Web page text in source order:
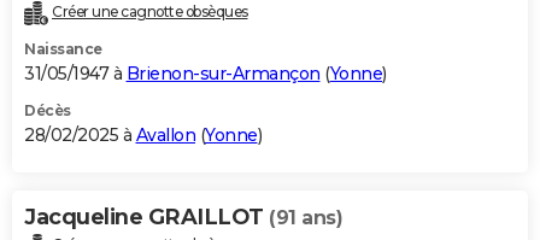
Créer une cagnotte obsèques
Naissance
31/05/1947 à Brienon-sur-Armançon (Yonne)
Décès
28/02/2025 à Avallon (Yonne)
Jacqueline GRAILLOT (91 ans)